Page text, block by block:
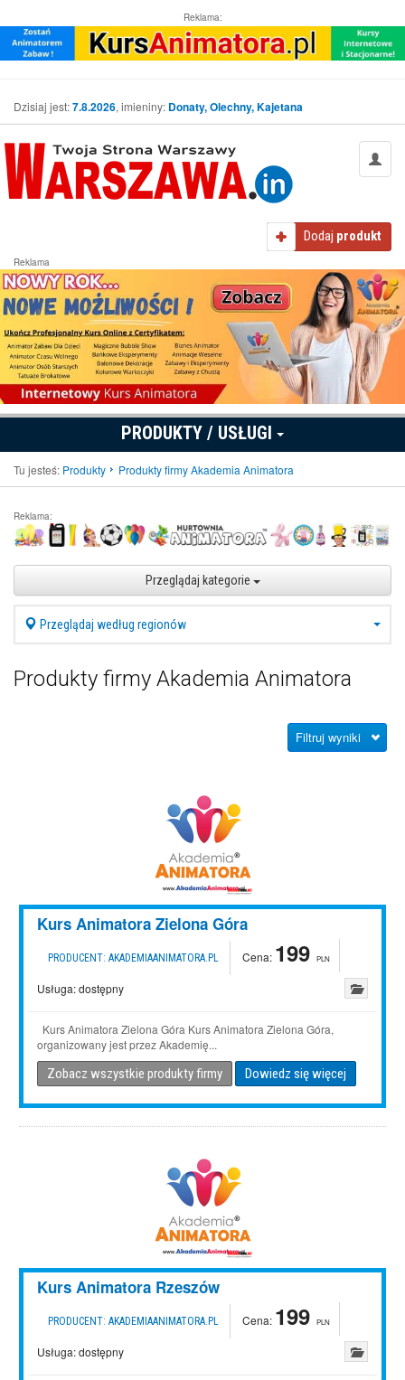
Reklama:
Dzisiaj jest:7.8.2026, imieniny: Donaty, Olechny, Kajetana
Dodaj produkt
Reklama
PRODUKTY / USŁUGI
Tu jesteś: Produkty Produkty firmy Akademia Animatora
Reklama:
Przeglądaj kategorie
Przeglądaj według regionów
Produkty firmy Akademia Animatora
Filtruj wyniki
Kurs Animatora Zielona Góra
PRODUCENT: AKADEMIAANIMATORA.PL Cena: 199 PLN
Usługa:dostępny
Kurs Animatora Zielona Góra Kurs Animatora Zielona Góra,
organizowany jest przez Akademię...
Zobacz wszystkie produkty firmy Dowiedz się więcej
Kurs Animatora Rzeszów
PRODUCENT: AKADEMIAANIMATORA.PL Cena: 199 PLN
Usługa:dostępny